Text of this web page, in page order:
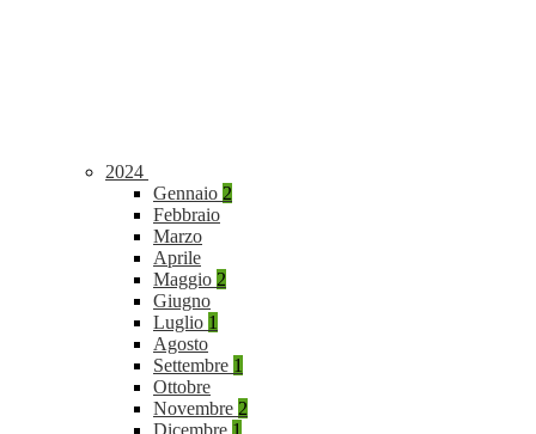
2024
Gennaio 2
Febbraio
Marzo
Aprile
Maggio 2
Giugno
Luglio 1
Agosto
Settembre 1
Ottobre
Novembre 2